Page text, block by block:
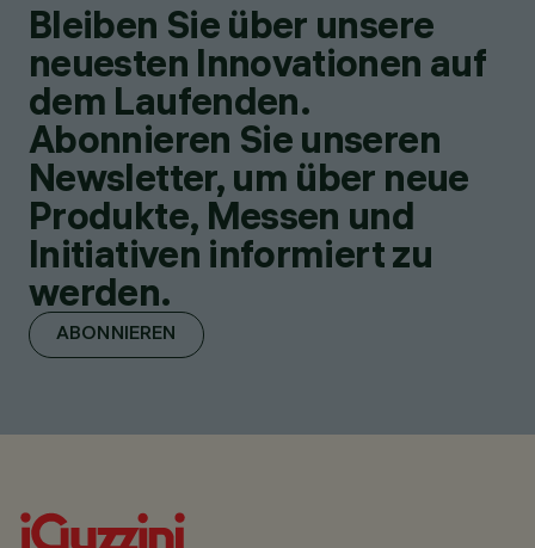
Bleiben Sie über unsere
neuesten Innovationen auf
dem Laufenden.
Abonnieren Sie unseren
Newsletter, um über neue
Produkte, Messen und
Initiativen informiert zu
werden.
ABONNIEREN